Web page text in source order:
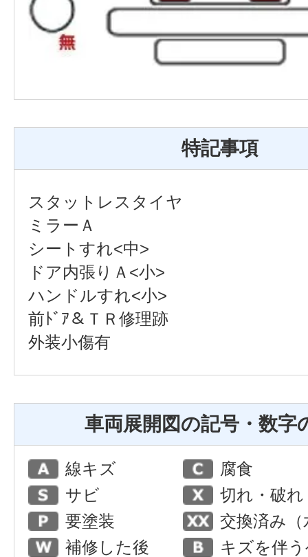
特記事項
スタットレスタイヤ
ミラーＡ
シートすれ<中>
ドア内張りＡ<小>
ハンドルすれ<小>
前ﾄﾞｱ＆ＴＲ修理跡
外装小傷有
車両展開図の記号・数字
線キズ
腐食
サビ
切れ・破
要塗装
交換済み
補修した後
キズを伴